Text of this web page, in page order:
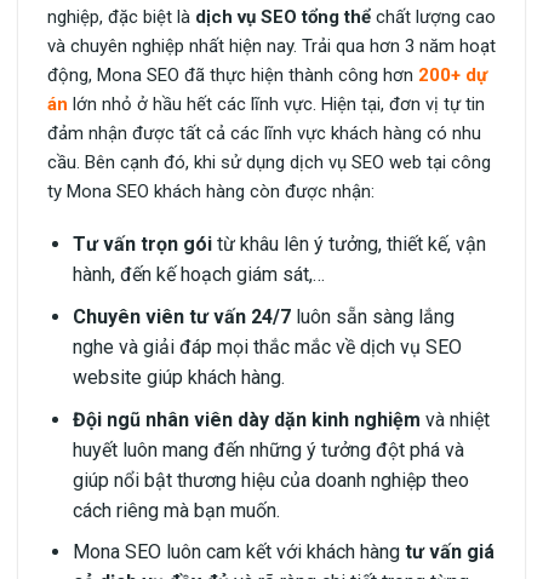
nghiệp, đặc biệt là dịch vụ SEO tổng thể chất lượng cao
và chuyên nghiệp nhất hiện nay. Trải qua hơn 3 năm hoạt
động, Mona SEO đã thực hiện thành công hơn 200+ dự
án lớn nhỏ ở hầu hết các lĩnh vực. Hiện tại, đơn vị tự tin
đảm nhận được tất cả các lĩnh vực khách hàng có nhu
cầu. Bên cạnh đó, khi sử dụng dịch vụ SEO web tại công
ty Mona SEO khách hàng còn được nhận:
Tư vấn trọn góitừ khâu lên ý tưởng, thiết kế, vận
hành, đến kế hoạch giám sát,…
Chuyên viên tư vấn 24/7luôn sẵn sàng lắng
nghe và giải đáp mọi thắc mắc về dịch vụ SEO
website giúp khách hàng.
Đội ngũ nhân viên dày dặn kinh nghiệm và nhiệt
huyết luôn mang đến những ý tưởng đột phá và
giúp nổi bật thương hiệu của doanh nghiệp theo
cách riêng mà bạn muốn.
Mona SEO luôn cam kết với khách hàng tư vấn giá